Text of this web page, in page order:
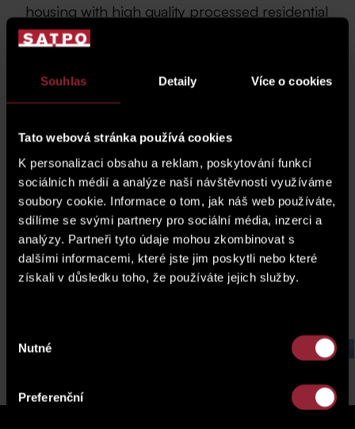
Souhlas Detaily Více o cookies
Tato webová stránka používá cookies
K personalizaci obsahu a reklam, poskytování funkcí
sociálních médií a analýze naší návštěvnosti využíváme
soubory cookie. Informace o tom, jak náš web používáte,
sdílíme se svými partnery pro sociální média, inzerci a
analýzy. Partneři tyto údaje mohou zkombinovat s
dalšími informacemi, které jste jim poskytli nebo které
získali v důsledku toho, že používáte jejich služby.
souhlasu
Nutné
Preferenční
housing with high quality processed residential
concept. The selection of a total of
m2 to 172 m2
with balconies, terraces and
gardens.
4
Laurová